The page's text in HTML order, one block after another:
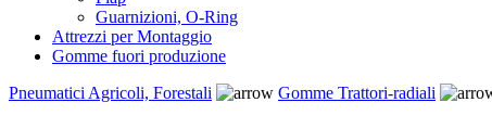
Guarnizioni, O-Ring
Attrezzi per Montaggio
Gomme fuori produzione
Pneumatici Agricoli, Forestali
Gomme Trattori-radiali